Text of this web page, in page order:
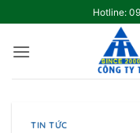
to
content
Hotline:
TIN TỨC